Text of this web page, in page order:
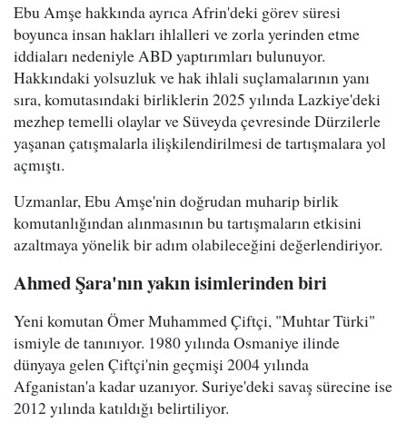
Ebu Amşe hakkında ayrıca Afrin'deki görev süresi
boyunca insan hakları ihlalleri ve zorla yerinden etme
iddiaları nedeniyle ABD yaptırımları bulunuyor.
Hakkındaki yolsuzluk ve hak ihlali suçlamalarının yanı
sıra, komutasındaki birliklerin 2025 yılında Lazkiye'deki
mezhep temelli olaylar ve Süveyda çevresinde Dürzilerle
yaşanan çatışmalarla ilişkilendirilmesi de tartışmalara yol
açmıştı.
Uzmanlar, Ebu Amşe'nin doğrudan muharip birlik
komutanlığından alınmasının bu tartışmaların etkisini
azaltmaya yönelik bir adım olabileceğini değerlendiriyor.
Ahmed Şara'nın yakın isimlerinden biri
Yeni komutan Ömer Muhammed Çiftçi, "Muhtar Türki"
ismiyle de tanınıyor. 1980 yılında Osmaniye ilinde
dünyaya gelen Çiftçi'nin geçmişi 2004 yılında
Afganistan'a kadar uzanıyor. Suriye'deki savaş sürecine ise
2012 yılında katıldığı belirtiliyor.